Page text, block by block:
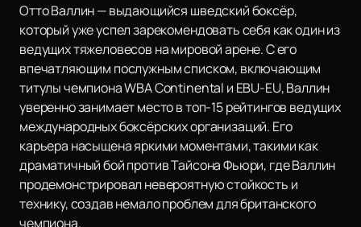
Отто Валлин — выдающийся шведский боксёр,
который уже успел зарекомендовать себя как один из
ведущих тяжеловесов на мировой арене. С его
впечатляющим послужным списком, включающим
титулы чемпиона WBA Continental и EBU-EU, Валлин
уверенно занимает место в топ-15 рейтингов ведущих
международных боксёрских организаций. Его
карьера насыщена яркими моментами, такими как
драматичный бой против Тайсона Фьюри, где Валлин
продемонстрировал невероятную стойкость и
технику, создав немало проблем для британского
чемпиона.